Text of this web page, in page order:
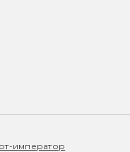
император